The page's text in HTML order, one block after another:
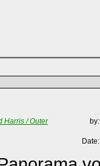
Harris / Outer
by:
Date: